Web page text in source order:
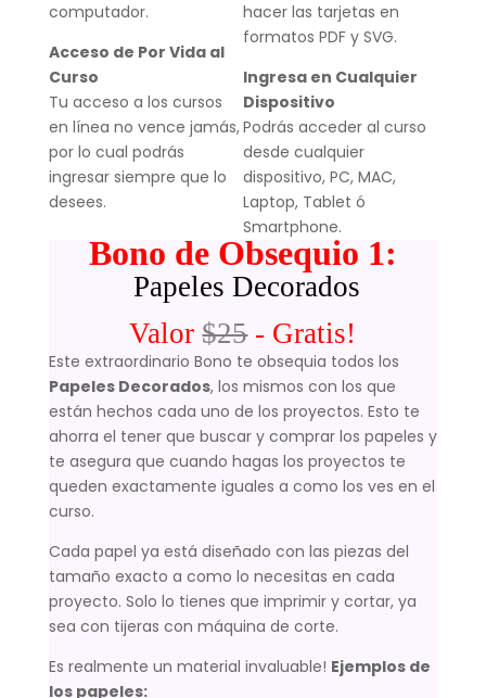
computador.
Acceso de Por Vida al
Curso
Tu acceso a los cursos
en línea no vence jamás,
por lo cual podrás
ingresar siempre que lo
desees.
hacer las tarjetas en
formatos PDF y SVG.
Ingresa en Cualquier
Dispositivo
Podrás acceder al curso
desde cualquier
dispositivo, PC, MAC,
Laptop, Tablet ó
Smartphone.
Bono de Obsequio 1:
Papeles Decorados
Valor$25- Gratis!
Este extraordinario Bono te obsequia todos los
Papeles Decorados, los mismos con los que
están hechos cada uno de los proyectos. Esto te
ahorra el tener que buscar y comprar los papeles y
te asegura que cuando hagas los proyectos te
queden exactamente iguales a como los ves en el
curso.
Cada papel ya está diseñado con las piezas del
tamaño exacto a como lo necesitas en cada
proyecto. Solo lo tienes que imprimir y cortar, ya
sea con tijeras con máquina de corte.
Es realmente un material invaluable! Ejemplos de
los papeles: